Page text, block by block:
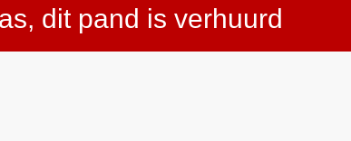
dit pand is verhuurd